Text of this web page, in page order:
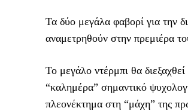
Τα δύο μεγάλα φαβορί για
αναμετρηθούν στην πρεμιέρα
Το μεγάλο ντέρμπι θα
“καλημέρα” σημαντικό
πλεονέκτημα στη “μάχη” της